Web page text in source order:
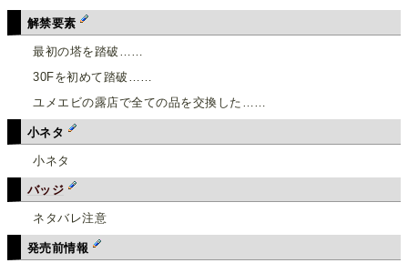
解禁要素
最初の塔を踏破……
30Fを初めて踏破……
ユメエビの露店で全ての品を交換した……
小ネタ
小ネタ
バッジ
ネタバレ注意
発売前情報